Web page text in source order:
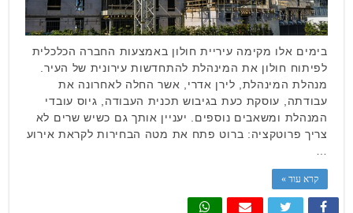
בימים אלו מקימה עיריית חולון באמצעות החברה הכלכלית
לפיתוח חולון את המינהלת להתחדשות עירונית של העיר.
מנהלת המינהלת, לירן אדרי, אשר החלה לאחרונה את
עבודתה, עוסקת כעת בגיבוש תכנית העבודה, גיוס עובדי
המנהלת ומשאבים נוספים. יעניין אותך גם כשיש שרים לא
צריך פרוטקציה: ברוט פתח את מטה הבחירות לקראת אירוע
קרא עוד »